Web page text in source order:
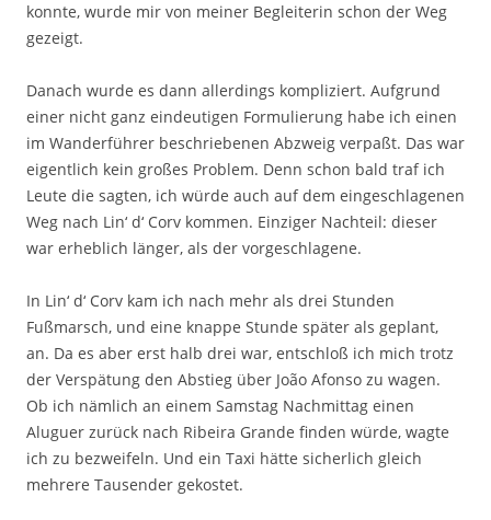
konnte, wurde mir von meiner Begleiterin schon der Weg
gezeigt.
Danach wurde es dann allerdings kompliziert. Aufgrund
einer nicht ganz eindeutigen Formulierung habe ich einen
im Wanderführer beschriebenen Abzweig verpaßt. Das war
eigentlich kein großes Problem. Denn schon bald traf ich
Leute die sagten, ich würde auch auf dem eingeschlagenen
Weg nach Lin‘ d‘ Corv kommen. Einziger Nachteil: dieser
war erheblich länger, als der vorgeschlagene.
In Lin‘ d‘ Corv kam ich nach mehr als drei Stunden
Fußmarsch, und eine knappe Stunde später als geplant,
an. Da es aber erst halb drei war, entschloß ich mich trotz
der Verspätung den Abstieg über João Afonso zu wagen.
Ob ich nämlich an einem Samstag Nachmittag einen
Aluguer zurück nach Ribeira Grande finden würde, wagte
ich zu bezweifeln. Und ein Taxi hätte sicherlich gleich
mehrere Tausender gekostet.